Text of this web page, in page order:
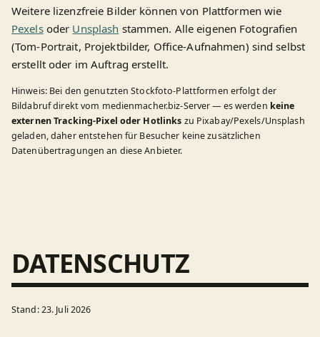
Weitere lizenzfreie Bilder können von Plattformen wie
Pexelsoder Unsplash stammen. Alle eigenen Fotografien
(Tom-Portrait, Projektbilder, Office-Aufnahmen) sind selbst
erstellt oder im Auftrag erstellt.
Hinweis: Bei den genutzten Stockfoto-Plattformen erfolgt der
Bildabruf direkt vom medienmacher.biz-Server — es werden keine
externen Tracking-Pixel oder Hotlinks zu Pixabay/Pexels/Unsplash
geladen, daher entstehen für Besucher keine zusätzlichen
Datenübertragungen an diese Anbieter.
DATENSCHUTZ
Stand: 23. Juli 2026